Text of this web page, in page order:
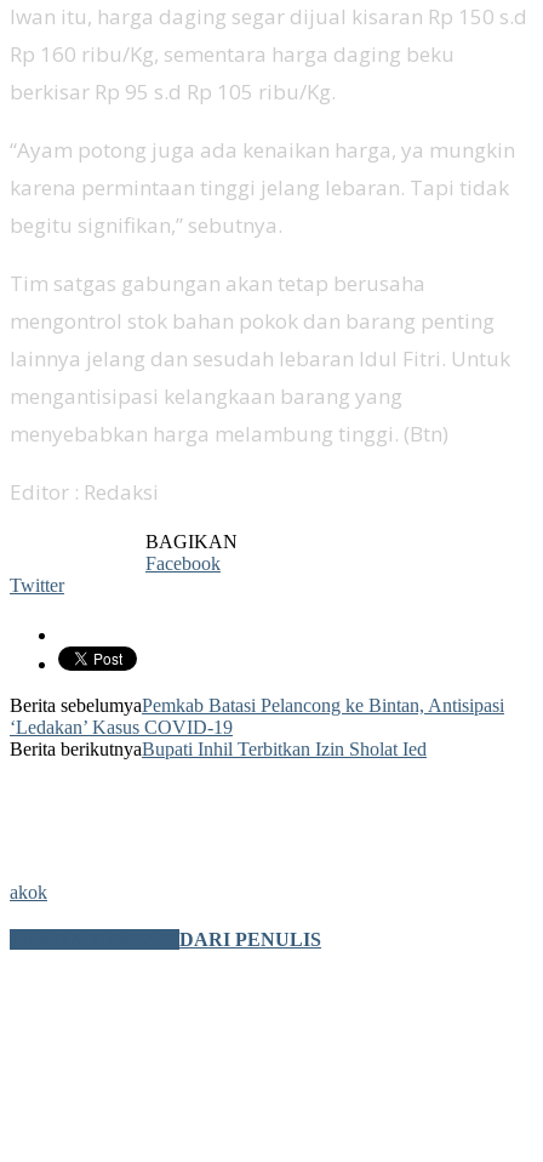
Iwan itu, harga daging segar dijual kisaran Rp 150 s.d
Rp 160 ribu/Kg, sementara harga daging beku
berkisar Rp 95 s.d Rp 105 ribu/Kg.
“Ayam potong juga ada kenaikan harga, ya mungkin
karena permintaan tinggi jelang lebaran. Tapi tidak
begitu signifikan,” sebutnya.
Tim satgas gabungan akan tetap berusaha
mengontrol stok bahan pokok dan barang penting
lainnya jelang dan sesudah lebaran Idul Fitri. Untuk
mengantisipasi kelangkaan barang yang
menyebabkan harga melambung tinggi. (Btn)
Editor : Redaksi
BAGIKAN
Facebook
Twitter
Berita sebelumyaPemkab Batasi Pelancong ke Bintan, Antisipasi
‘Ledakan’ Kasus COVID-19
Berita berikutnyaBupati Inhil Terbitkan Izin Sholat Ied
akok
DARI PENULIS